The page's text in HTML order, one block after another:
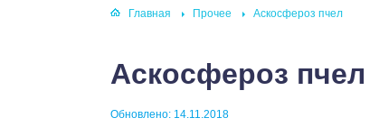
Главная Прочее Аскосфероз пчел
Аскосфероз пчел
Обновлено: 14.11.2018